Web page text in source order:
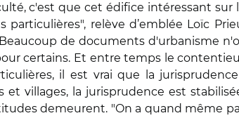
c'est que cet édifice intéressant sur
relève d’emblée Loïc
de documents d'urbanisme
certains. Et entre temps le
il est vrai que la
villages, la jurisprudence est
demeurent. "On a quand même